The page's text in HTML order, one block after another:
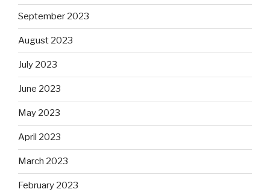
September 2023
August 2023
July 2023
June 2023
May 2023
April 2023
March 2023
February 2023